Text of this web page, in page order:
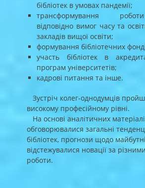
бібліотек в умовах пандемії;
трансформування
відповідно вимог часу та
закладів вищої освіти;
формування бібліотечних
участь бібліотек в
програм університетів;
кадрові питання та інше.
Зустріч колег-однодумців
високому професійному рівні.
На основі аналітичних
обговорювалися загальні
бібліотек, прогнози щодо
відстежувалися новації за
роботи.